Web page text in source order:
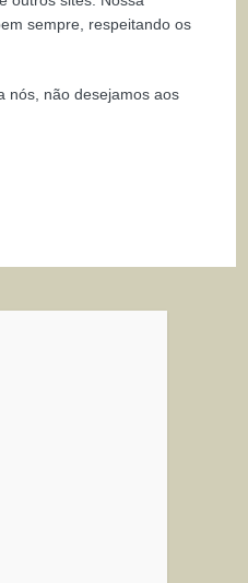
sempre, respeitando os
nós, não desejamos aos